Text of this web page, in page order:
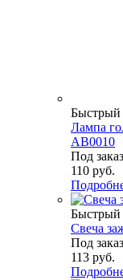
Быстрый
Лампа
AB0010
Под заказ
110 руб.
Быстрый
Свеча
Под заказ
113 руб.